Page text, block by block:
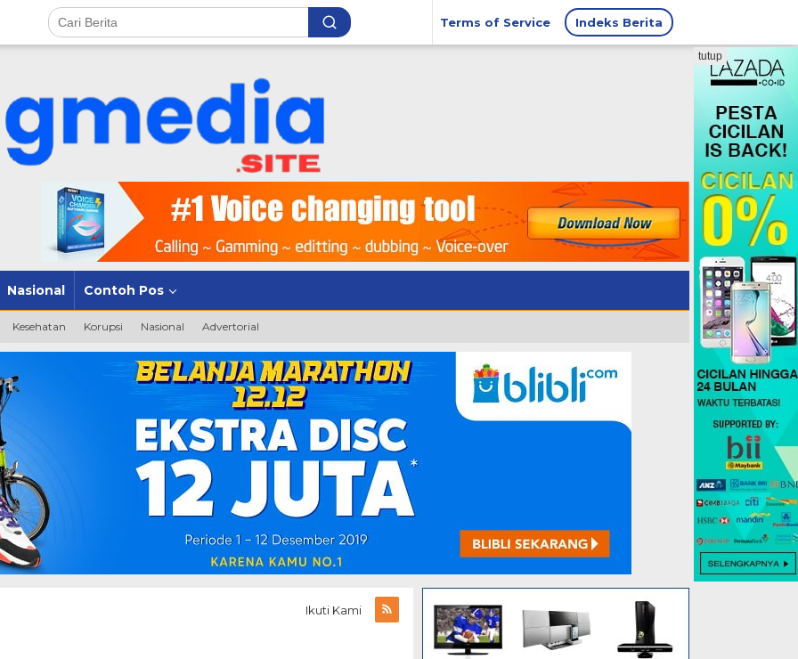
Terms of Service Indeks Berita
Nasional Contoh Pos
Kesehatan Korupsi Nasional Advertorial
tutup
Ikuti Kami